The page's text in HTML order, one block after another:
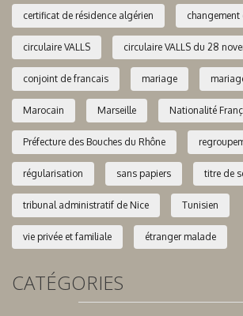
certificat de résidence algérien
circulaire VALLS circulaire VALLS du 28
conjoint de francais mariage
Marocain Marseille Nationalité
Préfecture des Bouches du Rhône
régularisation sans papiers titre de
tribunal administratif de Nice Tunisien
vie privée et familiale étranger malade
CATÉGORIES